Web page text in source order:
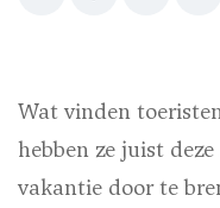
Wat vinden
hebben ze juist
vakantie door te